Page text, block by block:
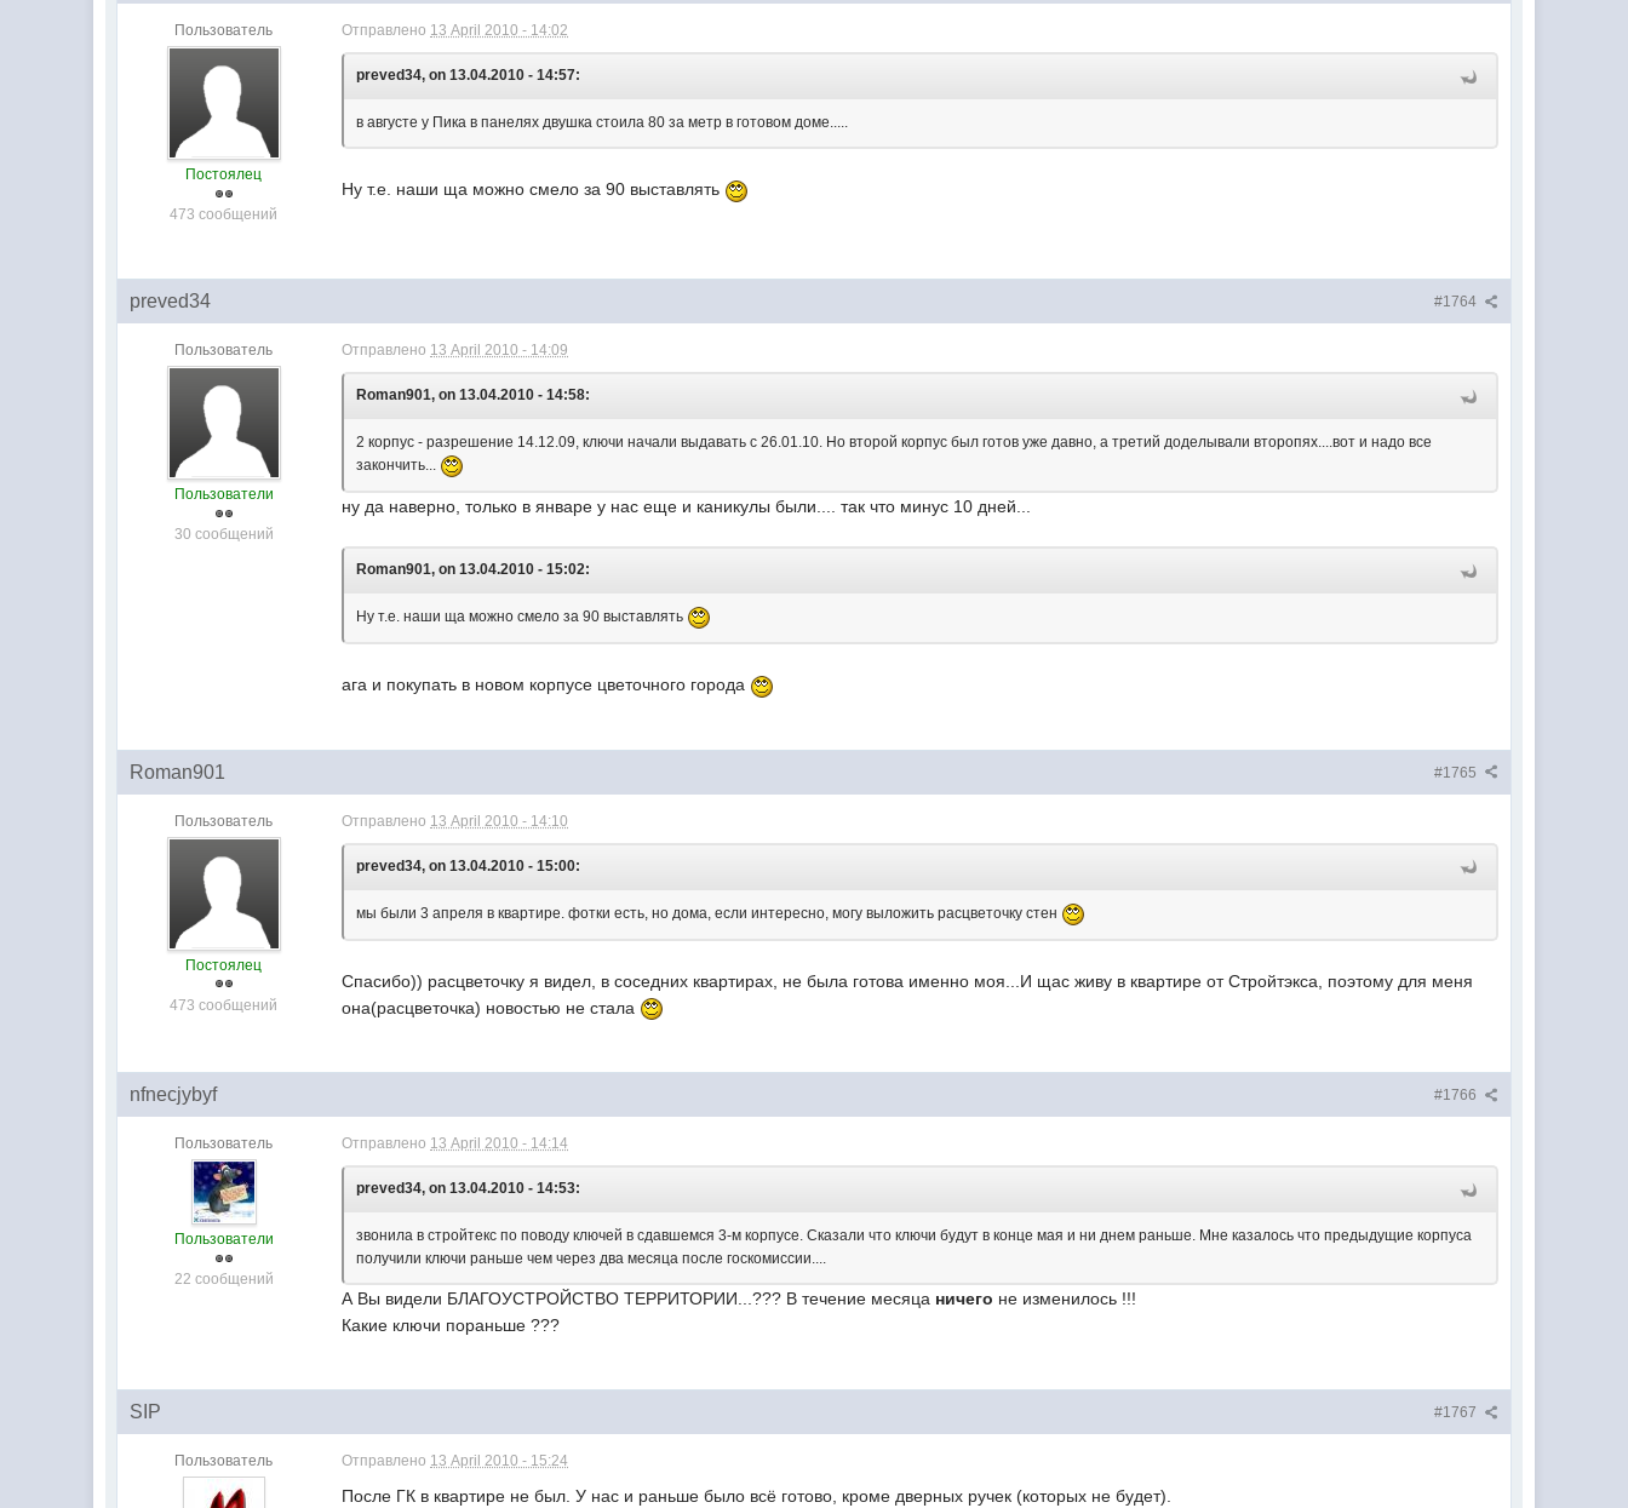
Пользователь
Постоялец
473 сообщений
Отправлено 13 April 2010 - 14:02
preved34, on 13.04.2010 - 14:57:
в августе у Пика в панелях двушка стоила 80 за метр в готовом доме.....
Ну т.е. наши ща можно смело за 90 выставлять
#1764
preved34
Пользователь
Пользователи
30 сообщений
Отправлено 13 April 2010 - 14:09
Roman901, on 13.04.2010 - 14:58:
2 корпус - разрешение 14.12.09, ключи начали выдавать с 26.01.10. Но второй корпус был готов уже давно, а третий доделывали второпях....вот и надо все
закончить...
ну да наверно, только в январе у нас еще и каникулы были.... так что минус 10 дней...
Roman901, on 13.04.2010 - 15:02:
Ну т.е. наши ща можно смело за 90 выставлять
ага и покупать в новом корпусе цветочного города
#1765
Roman901
Пользователь
Постоялец
473 сообщений
Отправлено 13 April 2010 - 14:10
preved34, on 13.04.2010 - 15:00:
мы были 3 апреля в квартире. фотки есть, но дома, если интересно, могу выложить расцветочку стен
Спасибо)) расцветочку я видел, в соседних квартирах, не была готова именно моя...И щас живу в квартире от Стройтэкса, поэтому для меня
она(расцветочка) новостью не стала
#1766
nfnecjybyf
Пользователь
Пользователи
22 сообщений
Отправлено 13 April 2010 - 14:14
preved34, on 13.04.2010 - 14:53:
звонила в стройтекс по поводу ключей в сдавшемся 3-м корпусе. Сказали что ключи будут в конце мая и ни днем раньше. Мне казалось что предыдущие корпуса
получили ключи раньше чем через два месяца после госкомиссии....
А Вы видели БЛАГОУСТРОЙСТВО ТЕРРИТОРИИ...??? В течение месяца ничего не изменилось !!!
Какие ключи пораньше ???
#1767
SIP
Пользователь Отправлено 13 April 2010 - 15:24
После ГК в квартире не был. У нас и раньше было всё готово, кроме дверных ручек (которых не будет).